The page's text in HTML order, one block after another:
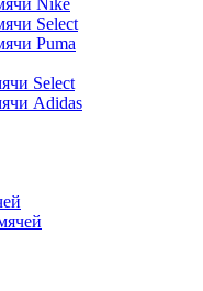
Nike
Select
Puma
Select
Adidas